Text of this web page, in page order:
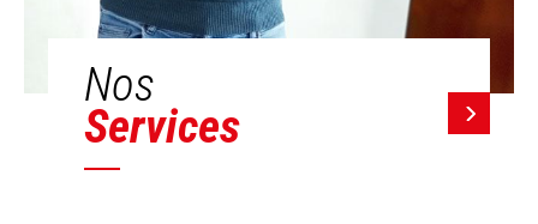
Nos
Services